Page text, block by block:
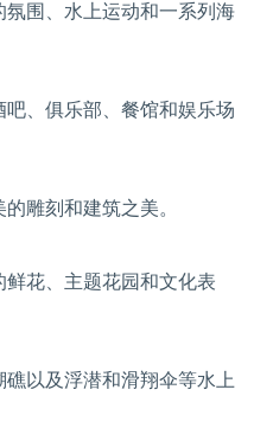
围、水上运动和一系列海
、俱乐部、餐馆和娱乐场
雕刻和建筑之美。
花、主题花园和文化表
以及浮潜和滑翔伞等水上